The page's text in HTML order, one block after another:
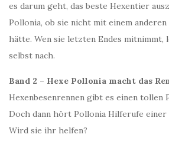
es darum geht, das beste Hexentier
Pollonia, ob sie nicht mit einem
hätte. Wen sie letzten Endes mitnimmt,
selbst nach.
Band 2 – Hexe Pollonia macht das
Hexenbesenrennen gibt es einen tollen
Doch dann hört Pollonia Hilferufe einer
Wird sie ihr helfen?